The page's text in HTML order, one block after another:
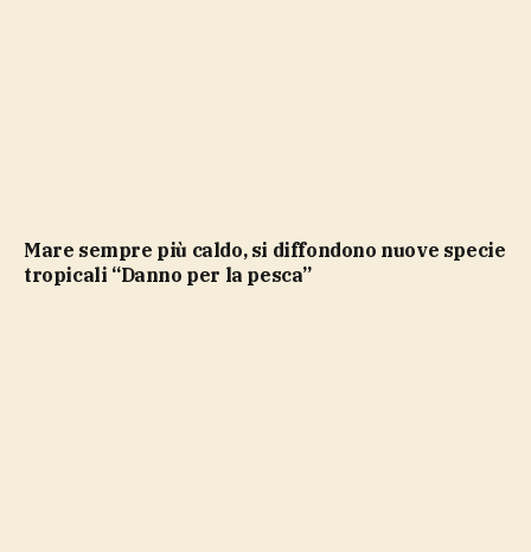
Mare sempre più caldo, si diffondono nuove specie
tropicali “Danno per la pesca”